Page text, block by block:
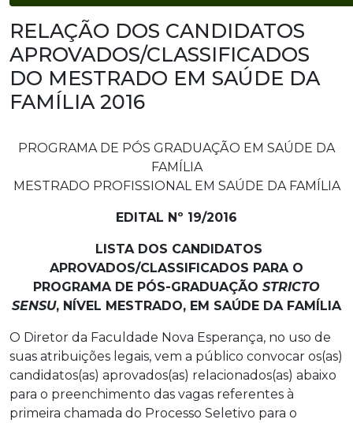
RELAÇÃO DOS CANDIDATOS
APROVADOS/CLASSIFICADOS
DO MESTRADO EM SAÚDE DA
FAMÍLIA 2016
PROGRAMA DE PÓS GRADUAÇÃO EM SAÚDE DA
FAMÍLIA
MESTRADO PROFISSIONAL EM SAÚDE DA FAMÍLIA
EDITAL Nº 19/2016
LISTA DOS CANDIDATOS
APROVADOS/CLASSIFICADOS PARA O
PROGRAMA DE PÓS-GRADUAÇÃO STRICTO
SENSU, NÍVEL MESTRADO, EM SAÚDE DA FAMÍLIA
O Diretor da Faculdade Nova Esperança, no uso de
suas atribuições legais, vem a público convocar os(as)
candidatos(as) aprovados(as) relacionados(as) abaixo
para o preenchimento das vagas referentes à
primeira chamada do Processo Seletivo para o